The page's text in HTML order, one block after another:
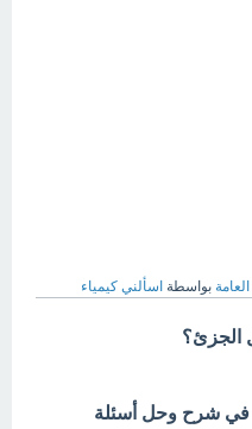
العامة بواسطة اسألني كيمياء
الجزئ؟
في شرح وحل أسئلة